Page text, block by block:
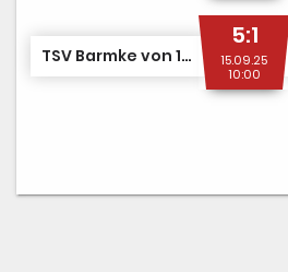
TSV Barmke von 1906
5:1
15.09.25
10:00